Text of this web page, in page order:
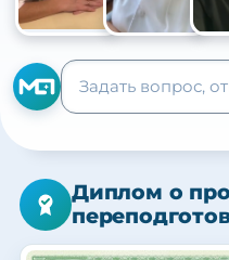
Диплом о